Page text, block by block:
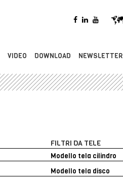
VIDEO DOWNLOAD NEWSLETTER
FILTRI DA TELE
Modello tela cilindro
Modello tela disco